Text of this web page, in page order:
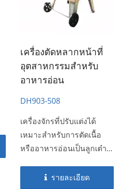
เครื่องตัดหลากหน้าที่
อุตสาหกรรมสำหรับ
อาหารอ่อน
DH903-508
เครื่องจักรที่ปรับแต่งได้
เหมาะสำหรับการตัดเนื้อ
หรืออาหารอ่อนเป็นลูกเต๋า
รายละเอียด